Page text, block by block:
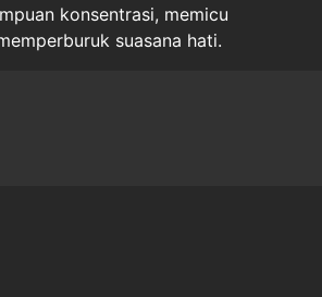
konsentrasi, memicu
suasana hati.